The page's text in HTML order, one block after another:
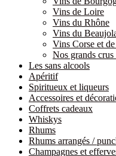
Vins de Loire
Vins du Rhône
Vins du
Vins Corse et
Nos grands crus
Les sans alcools
Apéritif
Spiritueux et liqueurs
Accessoires et
Coffrets cadeaux
Whiskys
Rhums
Rhums arrangés /
Champagnes et